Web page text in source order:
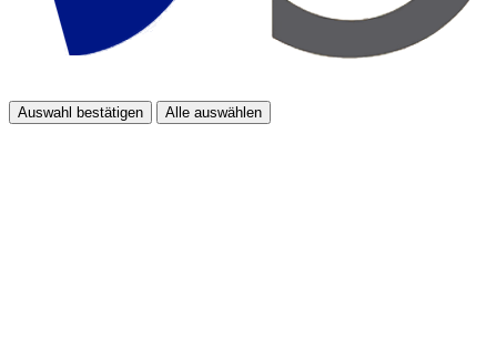
Auswahl bestätigen Alle auswählen